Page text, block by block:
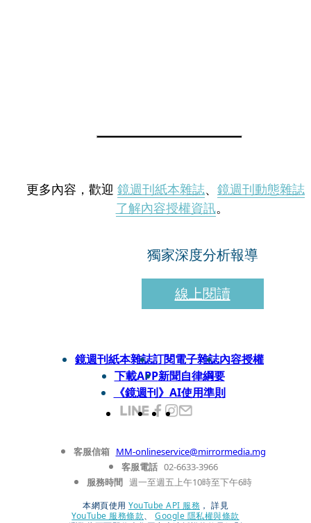
更多內容，歡迎 鏡週刊紙本雜誌、 鏡週刊動態雜誌
了解內容授權資訊。
獨家深度分析報導
線上閱讀
鏡週刊紙本雜誌訂閱電子雜誌內容授權
下載APP新聞自律綱要
《鏡週刊》AI使用準則
客服信箱 MM-onlineservice@mirrormedia.mg
客服電話 02-6633-3966
服務時間 週一至週五上午10時至下午6時
本網頁使用 YouTube API 服務 ， 詳見
YouTube 服務條款、
Google 隱私權與條款